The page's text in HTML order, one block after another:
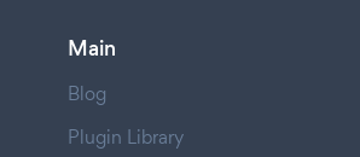
Main
Blog
Plugin Library